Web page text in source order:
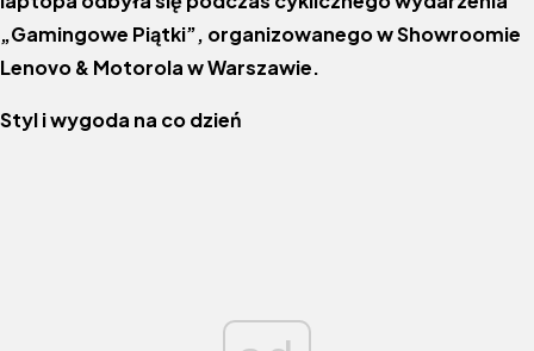
„Gamingowe Piątki”, organizowanego w Showroomie
Lenovo & Motorola w Warszawie.
Styl i wygoda na co dzień